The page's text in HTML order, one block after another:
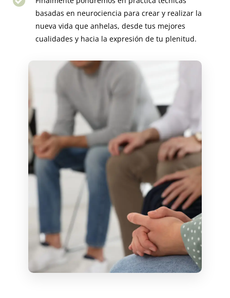
basadas en neurociencia para crear y realizar la
nueva vida que anhelas, desde tus mejores
cualidades y hacia la expresión de tu plenitud.